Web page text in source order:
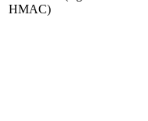
HMAC)